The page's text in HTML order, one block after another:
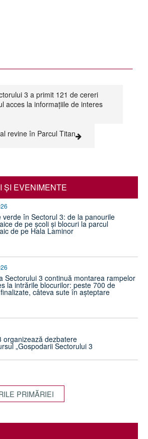
3 a primit 121 de cereri
acces la informaţiile de interes
revine în Parcul Titan
ŞI EVENIMENTE
verde în Sectorul 3: de la panourile
de pe școli și blocuri la parcul
de pe Hala Laminor
Sectorului 3 continuă montarea rampelor
la intrările blocurilor: peste 700 de
câteva sute în așteptare
organizează dezbatere
„Gospodarii Sectorului 3
PRIMĂRIEI